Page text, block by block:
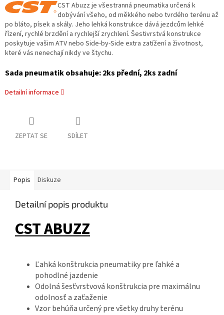
CST Abuzz je všestranná pneumatika určená k
dobývání všeho, od měkkého nebo tvrdého terénu až
po bláto, písek a skály. Jeho lehká konstrukce dává jezdcům lehké
řízení, rychlé brzdění a rychlejší zrychlení. Šestivrstvá konstrukce
poskytuje vašim ATV nebo Side-by-Side extra zatížení a životnost,
které vás nenechají nikdy ve štychu.
Sada pneumatik obsahuje: 2ks přední, 2ks zadní
Detailní informace
ZEPTAT SE SDÍLET
Popis Diskuze
Detailní popis produktu
CST ABUZZ
Ľahká konštrukcia pneumatiky pre ľahké a
pohodlné jazdenie
Odolná šesťvrstvová konštrukcia pre maximálnu
odolnosť a zaťaženie
Vzor behúňa určený pre všetky druhy terénu